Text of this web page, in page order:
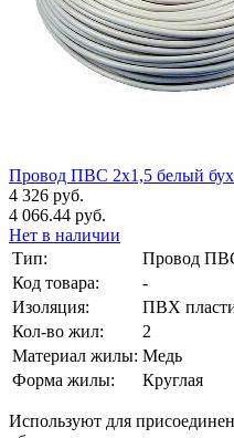
Провод ПВС 2х1,5 белый
4 326 руб.
4 066.44 руб.
Нет в наличии
Тип:
Провод
Код товара:
-
Изоляция:
ПВХ
Кол-во жил:
2
Материал жилы: Медь
Форма жилы:
Круглая
Используют для